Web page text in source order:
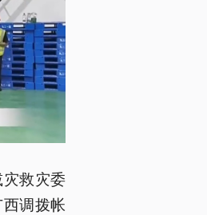
救灾委
调拨帐